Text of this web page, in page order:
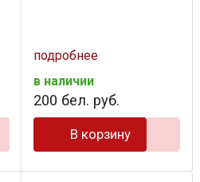
подробнее
в наличии
200 бел. руб.
В корзину